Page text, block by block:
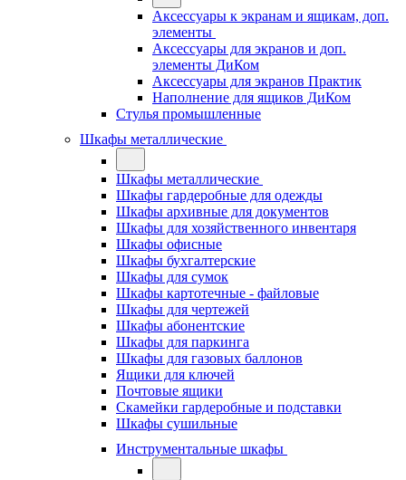
Аксессуары к экранам и ящикам, доп.
элементы
Аксессуары для экранов и доп.
элементы ДиКом
Аксессуары для экранов Практик
Наполнение для ящиков ДиКом
Стулья промышленные
Шкафы металлические
Шкафы металлические
Шкафы гардеробные для одежды
Шкафы архивные для документов
Шкафы для хозяйственного инвентаря
Шкафы офисные
Шкафы бухгалтерские
Шкафы для сумок
Шкафы картотечные - файловые
Шкафы для чертежей
Шкафы абонентские
Шкафы для паркинга
Шкафы для газовых баллонов
Ящики для ключей
Почтовые ящики
Скамейки гардеробные и подставки
Шкафы сушильные
Инструментальные шкафы